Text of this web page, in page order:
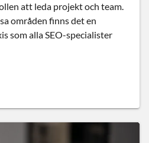
att leda projekt och team.
områden finns det en
som alla SEO-specialister